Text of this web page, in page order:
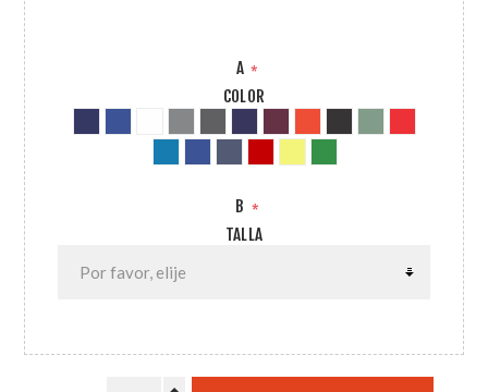
A *
COLOR
B *
TALLA